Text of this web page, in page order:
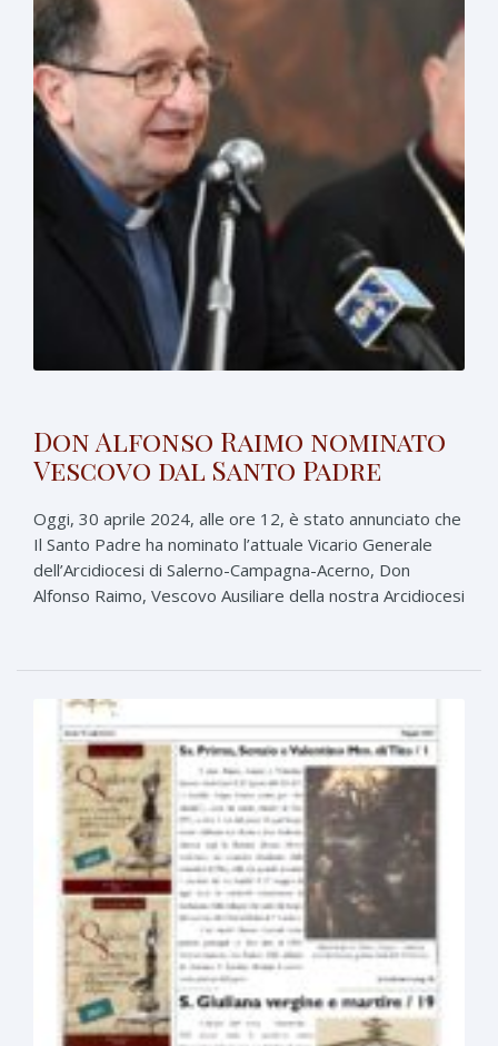
Don Alfonso Raimo nominato
Vescovo dal Santo Padre
Oggi, 30 aprile 2024, alle ore 12, è stato annunciato che
Il Santo Padre ha nominato l’attuale Vicario Generale
dell’Arcidiocesi di Salerno-Campagna-Acerno, Don
Alfonso Raimo, Vescovo Ausiliare della nostra Arcidiocesi